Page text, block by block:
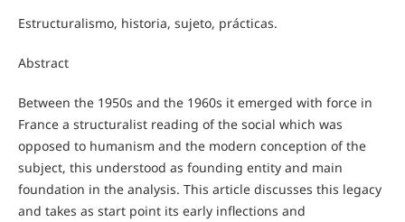
Estructuralismo, historia, sujeto, prácticas.
Abstract
Between the 1950s and the 1960s it emerged with force in
France a structuralist reading of the social which was
opposed to humanism and the modern conception of the
subject, this understood as founding entity and main
foundation in the analysis. This article discusses this legacy
and takes as start point its early inflections and